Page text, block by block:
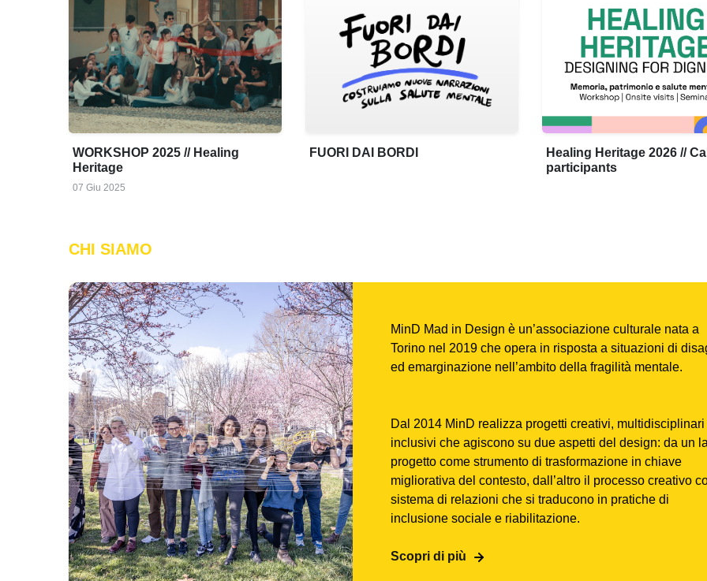
WORKSHOP 2025 // Healing
Heritage
07 Giu 2025
FUORI DAI BORDI
Healing Heritage 2026 //
participants
CHI SIAMO
MinD Mad in Design è un’associazione culturale nata a
Torino nel 2019 che opera in risposta a situazioni di
ed emarginazione nell’ambito della fragilità mentale.
Dal 2014 MinD realizza progetti creativi, multidisciplinari
inclusivi che agiscono su due aspetti del design: da un
progetto come strumento di trasformazione in chiave
migliorativa del contesto, dall’altro il processo creativo
sistema di relazioni che si traducono in pratiche di
inclusione sociale e riabilitazione.
Scopri di più